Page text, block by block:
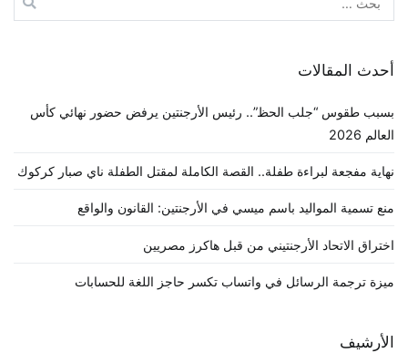
عن:
أحدث المقالات
بسبب طقوس “جلب الحظ”.. رئيس الأرجنتين يرفض حضور نهائي كأس
العالم 2026
نهاية مفجعة لبراءة طفلة.. القصة الكاملة لمقتل الطفلة ناي صبار كركوك
منع تسمية المواليد باسم ميسي في الأرجنتين: القانون والواقع
اختراق الاتحاد الأرجنتيني من قبل هاكرز مصريين
ميزة ترجمة الرسائل في واتساب تكسر حاجز اللغة للحسابات
الأرشيف